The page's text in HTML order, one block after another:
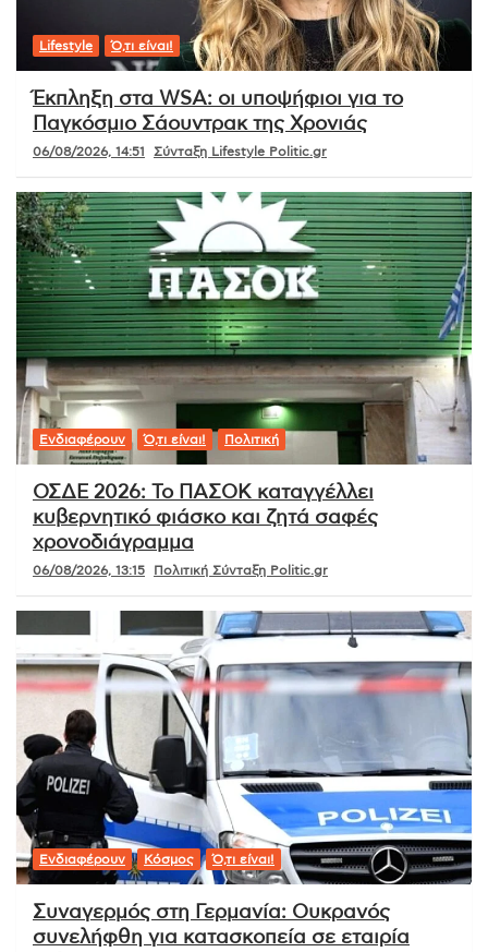
Lifestyle Ό,τι είναι!
Έκπληξη στα WSA: οι υποψήφιοι για το
Παγκόσμιο Σάουντρακ της Χρονιάς
06/08/2026, 14:51 Σύνταξη Lifestyle Politic.gr
Ενδιαφέρουν Ό,τι είναι! Πολιτική
ΟΣΔΕ 2026: Το ΠΑΣΟΚ καταγγέλλει
κυβερνητικό φιάσκο και ζητά σαφές
χρονοδιάγραμμα
06/08/2026, 13:15 Πολιτική Σύνταξη Politic.gr
Ενδιαφέρουν Κόσμος Ό,τι είναι!
Συναγερμός στη Γερμανία: Ουκρανός
συνελήφθη για κατασκοπεία σε εταιρία